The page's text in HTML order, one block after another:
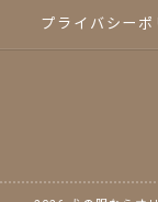
プライバシーポ